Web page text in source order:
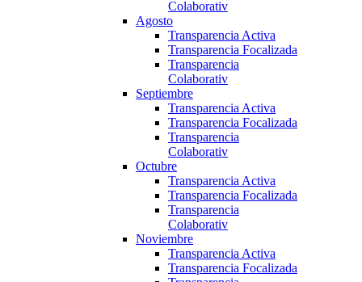
Colaborativ
Agosto
Transparencia Activa
Transparencia Focalizada
Transparencia
Colaborativ
Septiembre
Transparencia Activa
Transparencia Focalizada
Transparencia
Colaborativ
Octubre
Transparencia Activa
Transparencia Focalizada
Transparencia
Colaborativ
Noviembre
Transparencia Activa
Transparencia Focalizada